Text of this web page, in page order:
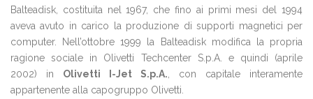
Balteadisk, costituita nel 1967, che fino ai primi mesi del 1994
aveva avuto in carico la produzione di supporti magnetici per
computer. Nell’ottobre 1999 la Balteadisk modifica la propria
ragione sociale in Olivetti Techcenter S.p.A. e quindi (aprile
2002) in Olivetti I-Jet S.p.A. , con capitale interamente
appartenente alla capogruppo Olivetti.